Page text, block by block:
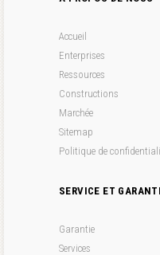
Accueil
Enterprises
Ressources
Constructions
Marchée
Sitemap
Politique de
SERVICE ET
Garantie
Services